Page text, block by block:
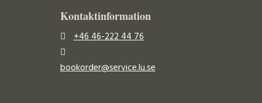
Kontaktinformation
+46 46-222 44 76
bookorder@service.lu.se